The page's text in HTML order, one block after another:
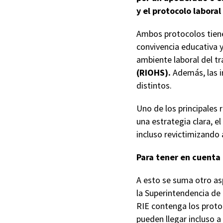
y el protocolo
Ambos protocolos
convivencia educativa
ambiente laboral del
(RIOHS). Además, las
distintos.
Uno de los
una estrategia clara,
incluso
Para tener en cuenta
A esto se suma otro
la Superintendencia
RIE contenga los
pueden llegar incluso